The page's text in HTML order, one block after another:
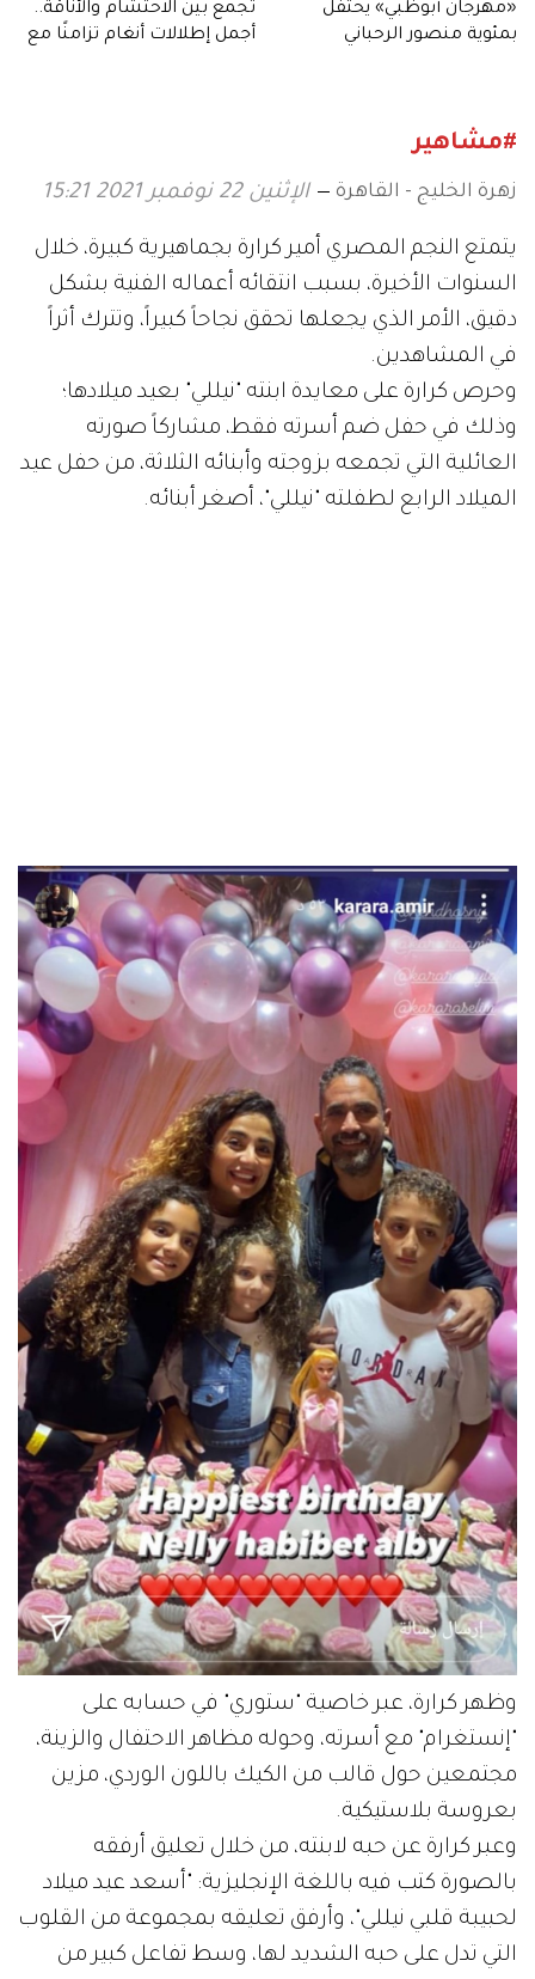
«مهرجان أبوظبي» يحتفل
بمئوية منصور الرحباني
تجمع بين الاحتشام والأناقة..
أجمل إطلالات أنغام تزامنًا مع
#مشاهير
زهرة الخليج - القاهرة الإثنين 22 نوفمبر 2021 15:21
يتمتع النجم المصري أمير كرارة بجماهيرية كبيرة، خلال
السنوات الأخيرة، بسبب انتقائه أعماله الفنية بشكل
دقيق، الأمر الذي يجعلها تحقق نجاحاً كبيراً، وتترك أثراً
في المشاهدين.
وحرص كرارة على معايدة ابنته "نيللي" بعيد ميلادها؛
وذلك في حفل ضم أسرته فقط، مشاركاً صورته
العائلية التي تجمعه بزوجته وأبنائه الثلاثة، من حفل عيد
الميلاد الرابع لطفلته "نيللي"، أصغر أبنائه.
وظهر كرارة، عبر خاصية "ستوري" في حسابه على
"إنستغرام" مع أسرته، وحوله مظاهر الاحتفال والزينة،
مجتمعين حول قالب من الكيك باللون الوردي، مزين
بعروسة بلاستيكية.
وعبر كرارة عن حبه لابنته، من خلال تعليق أرفقه
بالصورة كتب فيه باللغة الإنجليزية: "أسعد عيد ميلاد
لحبيبة قلبي نيللي"، وأرفق تعليقه بمجموعة من القلوب
التي تدل على حبه الشديد لها، وسط تفاعل كبير من